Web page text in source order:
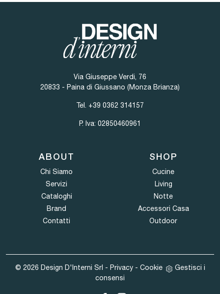
Via Giuseppe Verdi, 76
20833 - Paina di Giussano (Monza Brianza)
Tel. +39 0362 314157
P. Iva: 02850460961
ABOUT
Chi Siamo
Servizi
Cataloghi
Brand
Contatti
SHOP
Cucine
Living
Notte
Accessori Casa
Outdoor
© 2026 Design D'Interni Srl - Privacy- Cookie
Gestisci i
consensi